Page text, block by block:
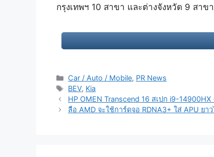
กรุงเทพฯ 10 สาขา และต่างจังหวัด 9 สาขา
Categories
Car / Auto / Mobile, PR News
Tags
BEV, Kia
Post
navigation
HP OMEN Transcend 16 สเปก i9-
ลือ AMD จะใช้การ์ดจอ RDNA3+ ใส่ APU ยา